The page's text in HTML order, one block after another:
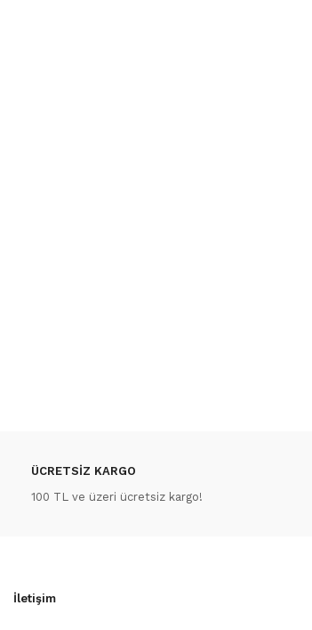
ÜCRETSİZ KARGO
100 TL ve üzeri ücretsiz kargo!
İletişim